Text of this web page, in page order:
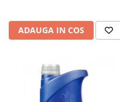
ADAUGA IN COS